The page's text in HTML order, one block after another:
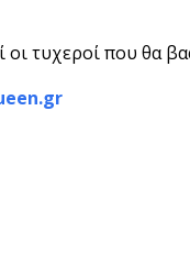
οι τυχεροί που θα